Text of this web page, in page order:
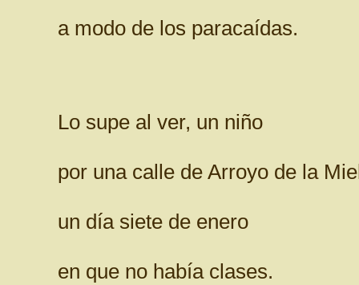
a modo de los paracaídas.
Lo supe al ver, un niño
por una calle de Arroyo de la
un día siete de enero
en que no había clases.